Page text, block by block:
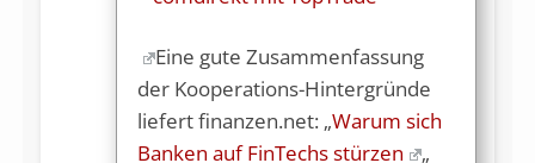
Eine gute Zusammenfassung
der Kooperations-Hintergründe
liefert finanzen.net: „Warum sich
Banken auf FinTechs stürzen
„